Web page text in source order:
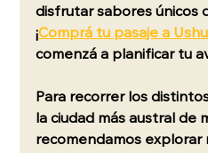
disfrutar sabores únicos
¡Comprá tu pasaje a
comenzá a planificar tu
Para recorrer los
la ciudad más austral de
recomendamos explorar